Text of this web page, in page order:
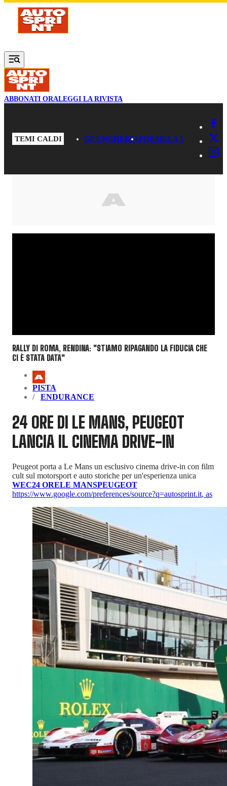
Vai al contenuto principale
ABBONATI ORALEGGI LA RIVISTA
TEMI CALDI GP UNGHERIAFORMULA 1
RALLY DI ROMA, RENDINA: "STIAMO RIPAGANDO LA FIDUCIA CHE
CI È STATA DATA"
PISTA
ENDURANCE
24 ORE DI LE MANS, PEUGEOT
LANCIA IL CINEMA DRIVE-IN
Peugeot porta a Le Mans un esclusivo cinema drive-in con film
cult sul motorsport e auto storiche per un'esperienza unica
WEC24 ORELE MANSPEUGEOT
https://www.google.com/preferences/source?q=autosprint.it, as